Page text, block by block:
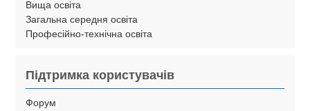
Вища освіта
Загальна середня освіта
Професійно-технічна освіта
Підтримка користувачів
Форум